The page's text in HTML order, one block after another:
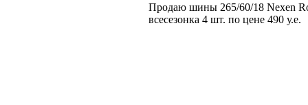
Продаю шины 265/60/18 Nexen
всесезонка 4 шт. по цене 490 у.е.